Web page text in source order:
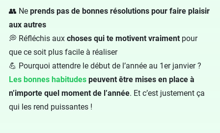
👥 Ne prends pas de bonnes résolutions pour faire plaisir
aux autres
💭 Réfléchis aux choses qui te motivent vraiment pour
que ce soit plus facile à réaliser
💪 Pourquoi attendre le début de l’année au 1er janvier ?
Les bonnes habitudes peuvent être mises en place à
n’importe quel moment de l’année. Et c’est justement ça
qui les rend puissantes !